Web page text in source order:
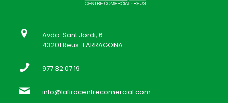
Avda. Sant Jordi, 6
43201 Reus. TARRAGONA
977 32 07 19
info@lafiracentrecomercial.com